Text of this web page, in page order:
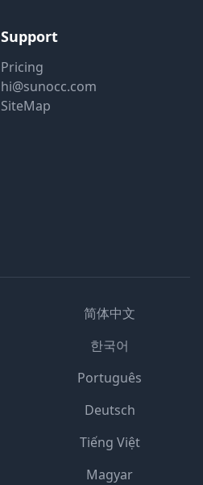
Support
Pricing
hi@sunocc.com
SiteMap
简体中文
한국어
Português
Deutsch
Tiếng Việt
Magyar